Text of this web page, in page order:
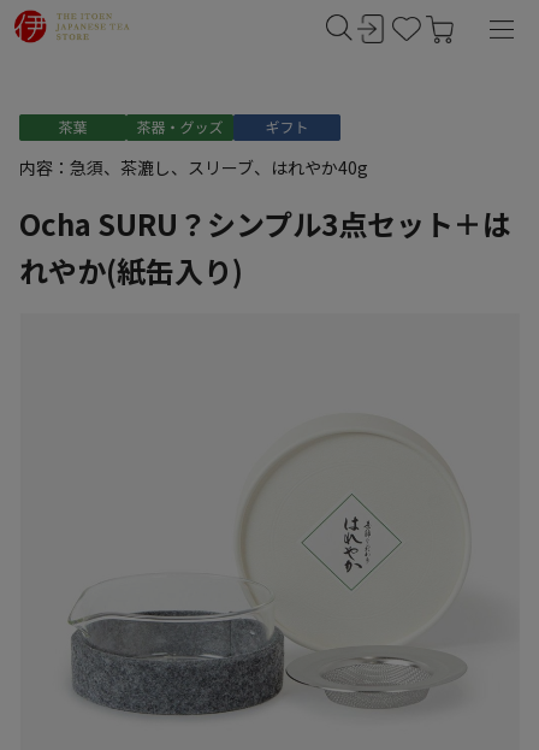
内容：急須、茶漉し、スリーブ、はれやか40g
Ocha SURU？シンプル3点セット＋は
れやか(紙缶入り)